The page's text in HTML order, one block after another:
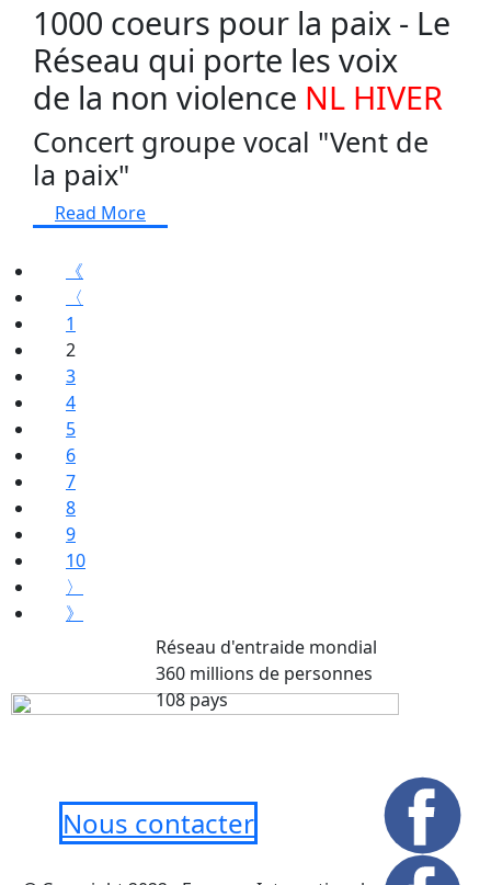
1000 coeurs pour la paix - Le
Réseau qui porte les voix
de la non violence NL HIVER
Concert groupe vocal "Vent de
la paix"
Read More
《
〈
1
2
3
4
5
6
7
8
9
10
〉
》
Réseau d'entraide mondial
360 millions de personnes
108 pays
Nous contacter